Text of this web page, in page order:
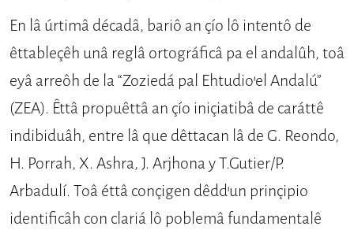
En lâ úrtimâ décadâ, bariô an çío lô intentô de
êttableçêh unâ re­glâ ortográficâ pa el andalûh, toâ
eyâ arreôh de la “Zoziedá pal Ehtudio’el Andalú”
(ZEA). Êttâ propuêttâ an çío iniçiatibâ de caráttê
indibiduâh, entre lâ que dêttacan lâ de G. Reondo,
H. Po­rrah, X. Ashra, J. Arjhona y T.Gutier/P.
Arbadulí. Toâ éttâ conçigen dêdd’un prinçipio
identificâh con clariá lô po­blemâ fundamentalê